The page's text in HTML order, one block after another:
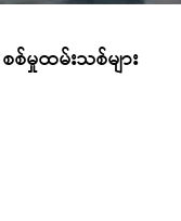
စ်မှုထမ်းသစ်များ